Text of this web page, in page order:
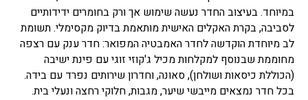
במיוחד. בעיצוב החדר נעשה שימוש אך ורק בחומרים ידידותיים
לסביבה, בקרת האקלים האישית מותאמת בדיוק מקסימלי. תשומת
לב מיוחדת הוקדשה לחדר האמבטיה המפואר: חדר ענק עם רצפה
מחוממת שבנוסף למקלחות מכיל ג'קוזי זוגי עם פינת ישיבה
(הכוללת כיסאות ושולחן), סאונה, וחדרון שירותים נפרד עם בידה.
בכל חדר נמצאים מייבשי שיער, מגבות, חלוקי רחצה ונעלי בית.